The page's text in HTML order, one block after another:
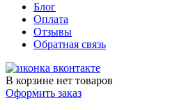
Блог
Оплата
Отзывы
Обратная связь
В корзине нет товаров
Оформить заказ